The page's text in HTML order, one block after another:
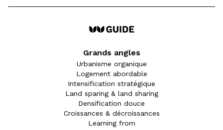
Grands angles
Urbanisme organique
Logement abordable
Intensification stratégique
Land sparing & land sharing
Densification douce
Croissances & décroissances
Learning from